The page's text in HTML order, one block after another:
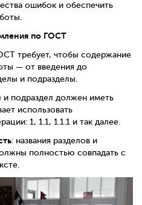
ошибок и обеспечить
по ГОСТ
требует, чтобы содержание
— от введения до
и подразделы.
и подраздел должен иметь
использовать
1, 1.1, 1.1.1 и так далее.
: названия разделов и
полностью совпадать с